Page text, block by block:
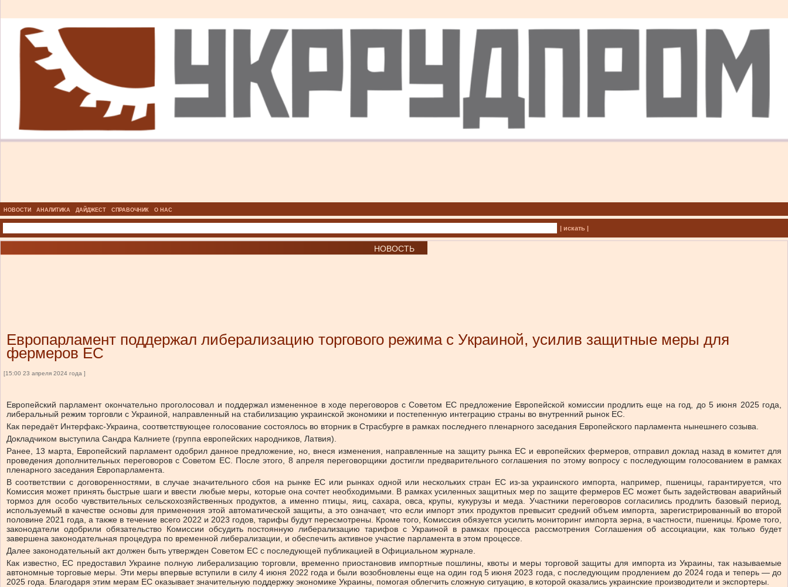
НОВОСТИ АНАЛИТИКА ДАЙДЖЕСТ СПРАВОЧНИК О НАС
| искать |
НОВОСТЬ
Европарламент поддержал либерализацию торгового режима с Украиной, усилив защитные меры для
фермеров ЕС
[15:00 23 апреля 2024 года ]
Европейский парламент окончательно проголосовал и поддержал измененное в ходе переговоров с Советом ЕС предложение Европейской комиссии продлить еще на год, до 5 июня 2025 года,
либеральный режим торговли с Украиной, направленный на стабилизацию украинской экономики и постепенную интеграцию страны во внутренний рынок ЕС.
Как передаёт Интерфакс-Украина, соответствующее голосование состоялось во вторник в Страсбурге в рамках последнего пленарного заседания Европейского парламента нынешнего созыва.
Докладчиком выступила Сандра Калниете (группа европейских народников, Латвия).
Ранее, 13 марта, Европейский парламент одобрил данное предложение, но, внеся изменения, направленные на защиту рынка ЕС и европейских фермеров, отправил доклад назад в комитет для
проведения дополнительных переговоров с Советом ЕС. После этого, 8 апреля переговорщики достигли предварительного соглашения по этому вопросу с последующим голосованием в рамках
пленарного заседания Европарламента.
В соответствии с договоренностями, в случае значительного сбоя на рынке ЕС или рынках одной или нескольких стран ЕС из-за украинского импорта, например, пшеницы, гарантируется, что
Комиссия может принять быстрые шаги и ввести любые меры, которые она сочтет необходимыми. В рамках усиленных защитных мер по защите фермеров ЕС может быть задействован аварийный
тормоз для особо чувствительных сельскохозяйственных продуктов, а именно птицы, яиц, сахара, овса, крупы, кукурузы и меда. Участники переговоров согласились продлить базовый период,
используемый в качестве основы для применения этой автоматической защиты, а это означает, что если импорт этих продуктов превысит средний объем импорта, зарегистрированный во второй
половине 2021 года, а также в течение всего 2022 и 2023 годов, тарифы будут пересмотрены. Кроме того, Комиссия обязуется усилить мониторинг импорта зерна, в частности, пшеницы. Кроме того,
законодатели одобрили обязательство Комиссии обсудить постоянную либерализацию тарифов с Украиной в рамках процесса рассмотрения Соглашения об ассоциации, как только будет
завершена законодательная процедура по временной либерализации, и обеспечить активное участие парламента в этом процессе.
Далее законодательный акт должен быть утвержден Советом ЕС с последующей публикацией в Официальном журнале.
Как известно, ЕС предоставил Украине полную либерализацию торговли, временно приостановив импортные пошлины, квоты и меры торговой защиты для импорта из Украины, так называемые
автономные торговые меры. Эти меры впервые вступили в силу 4 июня 2022 года и были возобновлены еще на один год 5 июня 2023 года, с последующим продлением до 2024 года и теперь — до
2025 года. Благодаря этим мерам ЕС оказывает значительную поддержку экономике Украины, помогая облегчить сложную ситуацию, в которой оказались украинские производители и экспортеры.